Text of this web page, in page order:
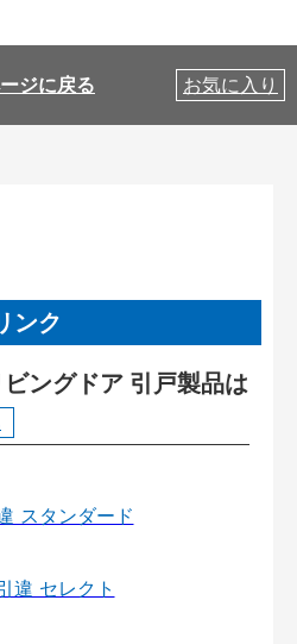
ジに戻る お気に入り
ンク
ングドア 引戸製品は
スタンダード
違 セレクト